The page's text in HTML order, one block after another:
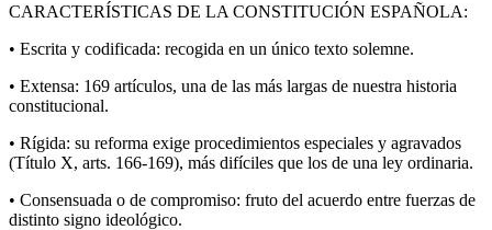
CARACTERÍSTICAS DE LA CONSTITUCIÓN ESPAÑOLA:
• Escrita y codificada: recogida en un único texto solemne.
• Extensa: 169 artículos, una de las más largas de nuestra historia
constitucional.
• Rígida: su reforma exige procedimientos especiales y agravados
(Título X, arts. 166-169), más difíciles que los de una ley ordinaria.
• Consensuada o de compromiso: fruto del acuerdo entre fuerzas de
distinto signo ideológico.